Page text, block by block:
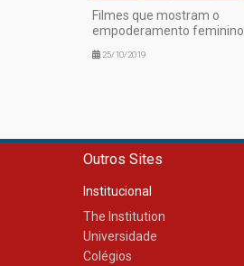
Filmes que mostram o
empoderamento feminino
25/10/2019
Outros Sites
Institucional
The Institution
Universidade
Colégios